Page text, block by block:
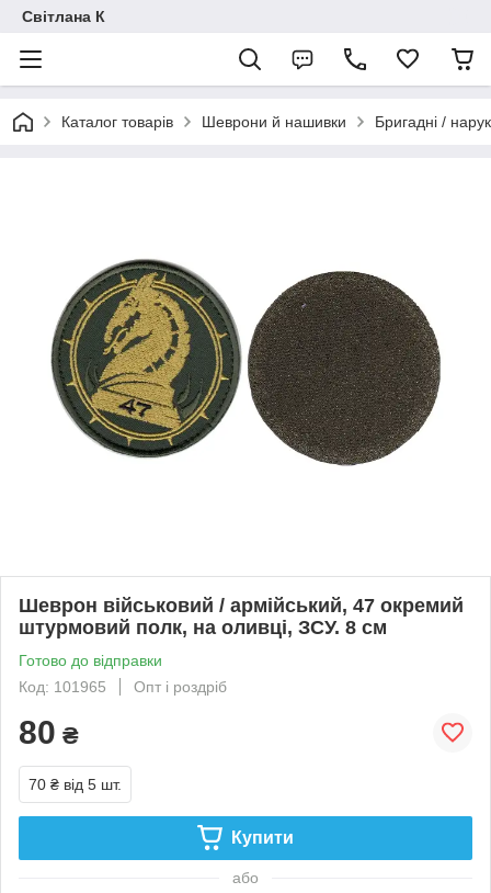
Світлана К
Каталог товарів Шеврони й нашивки Бригадні /
Шеврон військовий / армійський, 47 окремий
штурмовий полк, на оливці, ЗСУ. 8 см
Готово до відправки
Код: 101965
Опт і роздріб
80 ₴
70 ₴ від 5 шт.
Купити
або